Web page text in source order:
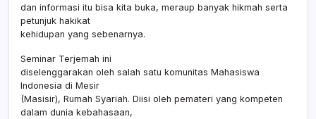
dan informasi itu bisa kita buka, meraup banyak hikmah serta
petunjuk hakikat
kehidupan yang sebenarnya.
Seminar Terjemah ini
diselenggarakan oleh salah satu komunitas Mahasiswa
Indonesia di Mesir
(Masisir), Rumah Syariah. Diisi oleh pemateri yang kompeten
dalam dunia kebahasaan,